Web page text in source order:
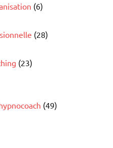
(6)
(28)
(23)
(49)